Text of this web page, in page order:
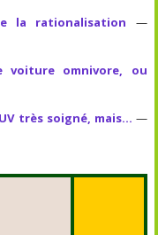
la rationalisation —
voiture omnivore, ou
très soigné, mais... —